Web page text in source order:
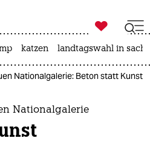
ich
ich

taz zahl ich
katzen landtagswahl in
Nationalgalerie: Beton statt Kunst
Nationalgalerie